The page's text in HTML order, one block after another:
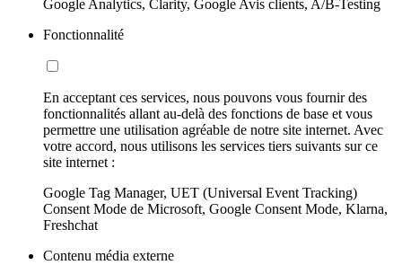
Google Analytics, Clarity, Google Avis clients, A/B-Testing
Fonctionnalité
En acceptant ces services, nous pouvons vous fournir des
fonctionnalités allant au-delà des fonctions de base et vous
permettre une utilisation agréable de notre site internet. Avec
votre accord, nous utilisons les services tiers suivants sur ce
site internet :
Google Tag Manager, UET (Universal Event Tracking)
Consent Mode de Microsoft, Google Consent Mode, Klarna,
Freshchat
Contenu média externe